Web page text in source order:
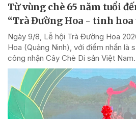
Từ vùng chè 65 năm tuổi
“Trà Đường Hoa - tinh hoa
Ngày 9/8, Lễ hội Trà Đường Hoa
Hoa (Quảng Ninh), với điểm nhấn là
công nhận Cây Chè Di sản Việt Nam.